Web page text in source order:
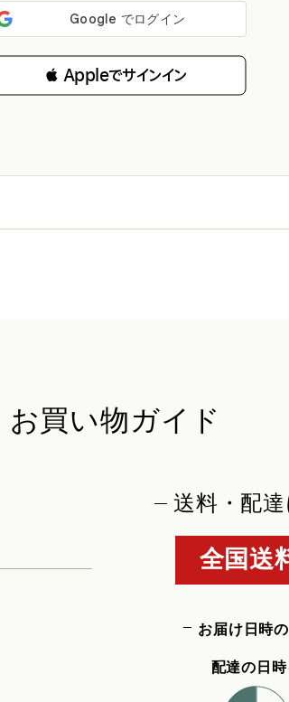
 Appleでサインイン
お買い物ガイド
送料・配
全国送
お届け日時
配達の日時